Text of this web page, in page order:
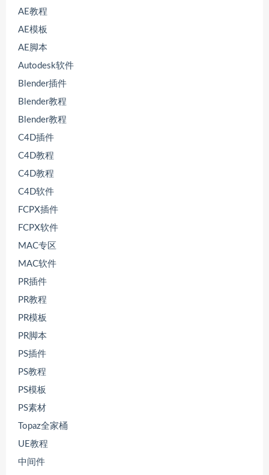
AE教程
AE模板
AE脚本
Autodesk软件
Blender插件
Blender教程
Blender教程
C4D插件
C4D教程
C4D教程
C4D软件
FCPX插件
FCPX软件
MAC专区
MAC软件
PR插件
PR教程
PR模板
PR脚本
PS插件
PS教程
PS模板
PS素材
Topaz全家桶
UE教程
中间件